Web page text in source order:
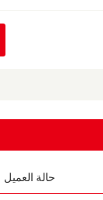
حالة العميل